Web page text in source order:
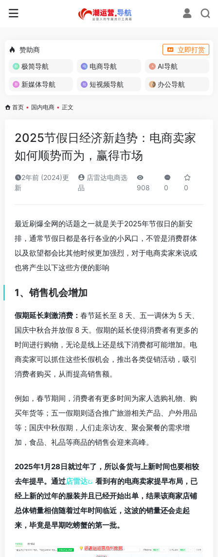
赞助商
立即打赏
极简导航
电商导航 AI导航
新媒体导航 短视频导航 办公导航
首页 • 国内电商 • 正文
2025节假日经济新趋势：电商卖家
如何顺势而为，赢得市场
2年前 (2024)更
新
店雷达电商选
品
908 0 0
最近刷爆全网的话题之一就是关于2025年节假日的新安
排，通常节假日都是各行各业的小风口，不管是消费群体
以及欲望都会比其他时候更加强烈，对于电商卖家来说或
也将产生以下这些方便的影响
1、销售机会增加
假期延长刺激消费： 春节延长至 8 天、五一调休为 5 天、
国庆中秋合并放假 8 天。假期的延长使得消费者有更多的
时间进行购物，无论是线上还是线下消费都可能增加。电
商卖家可以抓住这些长假机会，推出各类促销活动，吸引
消费者购买，从而提高销售额。
例如，春节期间，消费者有更多时间为家人选购礼物、购
买年货等；五一假期则适合推广旅游相关产品、户外用品
等；国庆中秋假期，人们走亲访友、聚会聚餐的需求增
加，食品、礼品等商品的销售会迎来高峰。
2025年1月28日就过年了，所以备货与上新时间也要相较
去年提早。通过店雷达
看到有的电商卖家提早布局，已
经上新的过年的服装并且已经开始出单，结果该商家店铺
总体销量相信随着过年时间临近，这波的销量还会走起
来，毕竟是早期吃螃蟹的第一批。